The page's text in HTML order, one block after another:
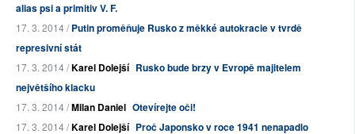
alias psi a primitiv V. F.
17. 3. 2014 /Putin proměňuje Rusko z měkké autokracie v tvrdě
represivní stát
17. 3. 2014 /Karel Dolejší Rusko bude brzy v Evropě majitelem
největšího klacku
17. 3. 2014 /Milan Daniel Otevírejte oči!
17. 3. 2014 /Karel Dolejší Proč Japonsko v roce 1941 nenapadlo